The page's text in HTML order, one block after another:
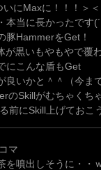
いにMaxに！！！＞＜
本当に長かったです
豚HammerをGet！
が黒いもやもやで覆
にこんな盾もGet
良いかと＾＾（今ま
のSkillがむちゃくち
前にSkill上げておこ
マ
を噴出しそうに・・